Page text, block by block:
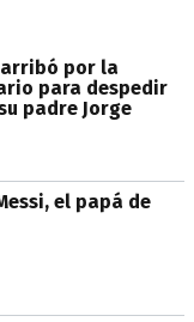
arribó por la
para despedir
padre Jorge
el papá de